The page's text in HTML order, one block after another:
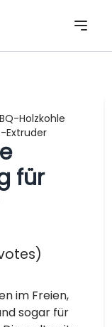
Holzkohle
Extruder
für
im Freien,
sogar für